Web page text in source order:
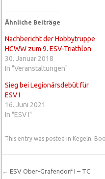
Ähnliche Beiträge
Nachbericht der Hobbytruppe
HCWW zum 9. ESV-Triathlon
30. Januar 2018
In "Veranstaltungen"
Sieg bei Legionärsdebüt für
ESV I
16. Juni 2021
In "ESV I"
This entry was posted in Kegeln.
← ESV Ober-Grafendorf I – TC